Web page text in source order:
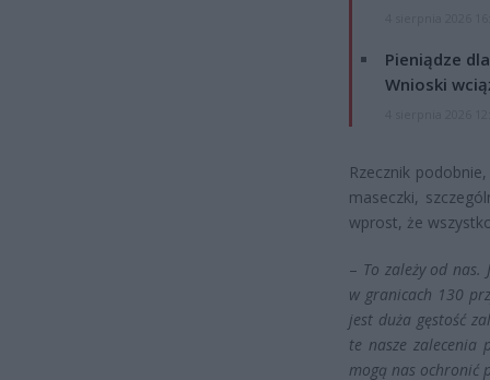
Pieniądze
Wnioski
Rzecznik
maseczki,
wprost, że
– To zależy od nas.
w granicach 130
jest duża gęstość
te nasze zalecenia
mogą nas ochronić